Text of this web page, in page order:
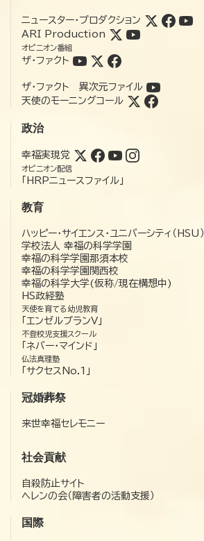
ニュースター・プロダクション
ARI Production
オピニオン番組
ザ・ファクト
ザ・ファクト 異次元ファイル
天使のモーニングコール
政治
幸福実現党
オピニオン配信
「HRPニュースファイル」
教育
ハッピー・サイエンス・ユニバーシティ（HSU）
学校法人 幸福の科学学園
幸福の科学学園那須本校
幸福の科学学園関西校
幸福の科学大学(仮称/現在構想中)
HS政経塾
天使を育てる幼児教育
「エンゼルプランV」
不登校児支援スクール
「ネバー・マインド」
仏法真理塾
「サクセスNo.1」
冠婚葬祭
来世幸福セレモニー
社会貢献
自殺防止サイト
ヘレンの会（障害者の活動支援）
国際